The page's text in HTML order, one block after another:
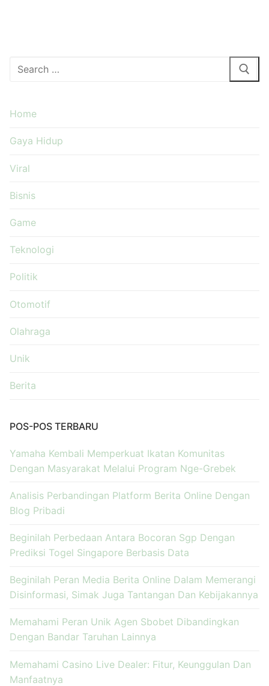
Cari:
Home
Gaya Hidup
Viral
Bisnis
Game
Teknologi
Politik
Otomotif
Olahraga
Unik
Berita
POS-POS TERBARU
Yamaha Kembali Memperkuat Ikatan Komunitas
Dengan Masyarakat Melalui Program Nge-Grebek
Analisis Perbandingan Platform Berita Online Dengan
Blog Pribadi
Beginilah Perbedaan Antara Bocoran Sgp Dengan
Prediksi Togel Singapore Berbasis Data
Beginilah Peran Media Berita Online Dalam Memerangi
Disinformasi, Simak Juga Tantangan Dan Kebijakannya
Memahami Peran Unik Agen Sbobet Dibandingkan
Dengan Bandar Taruhan Lainnya
Memahami Casino Live Dealer: Fitur, Keunggulan Dan
Manfaatnya